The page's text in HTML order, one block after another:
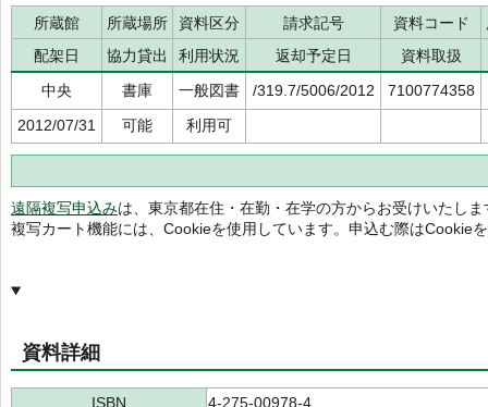
所蔵館 所蔵場所 資料区分 請求記号 資料コード
配架日
協力貸出 利用状況 返却予定日
資料取扱
中央
書庫 一般図書 /319.7/5006/2012
7100774358
2012/07/31
可能 利用可
遠隔複写申込みは、東京都在住・在勤・在学の方からお受けいたしま
複写カート機能には、Cookieを使用しています。申込む際はCookie
資料詳細
ISBN
4-275-00978-4